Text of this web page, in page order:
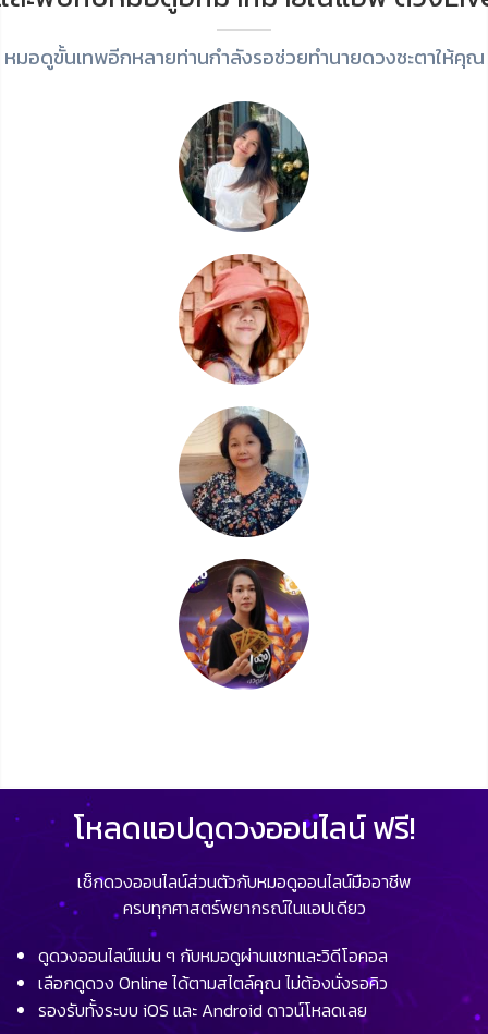
หมอดูขั้นเทพอีกหลายท่านกำลังรอช่วยทำนายดวงชะตาให้คุณ
โหลดแอปดูดวงออนไลน์ ฟรี!
เช็กดวงออนไลน์ส่วนตัวกับหมอดูออนไลน์มืออาชีพ
ครบทุกศาสตร์พยากรณ์ในแอปเดียว
ดูดวงออนไลน์แม่น ๆ กับหมอดูผ่านแชทและวิดีโอคอล
เลือกดูดวง Online ได้ตามสไตล์คุณ ไม่ต้องนั่งรอคิว
รองรับทั้งระบบ iOS และ Android ดาวน์โหลดเลย